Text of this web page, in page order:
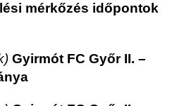
mérkőzés időpontok
Gyirmót FC Győr II. –